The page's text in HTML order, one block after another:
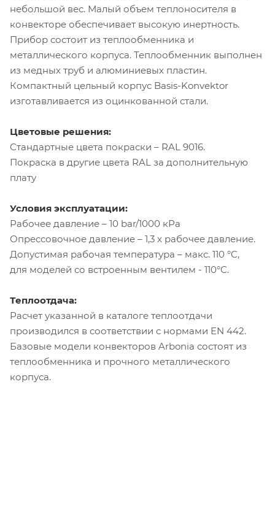
небольшой вес. Малый объем теплоносителя в
конвекторе обеспечивает высокую инертность.
Прибор состоит из теплообменника и
металлического корпуса. Теплообменник выполнен
из медных труб и алюминиевых пластин.
Компактный цельный корпус Basis-Konvektor
изготавливается из оцинкованной стали.
Цветовые решения:
Стандартные цвета покраски – RAL 9016.
Покраска в другие цвета RAL за дополнительную
плату
Условия эксплуатации:
Рабочее давление – 10 bar/1000 кРа
Опрессовочное давление – 1,3 х рабочее давление.
Допустимая рабочая температура – макс. 110 °C,
для моделей со встроенным вентилем - 110°C.
Теплоотдача:
Расчет указанной в каталоге теплоотдачи
производился в соответствии с нормами EN 442.
Базовые модели конвекторов Arbonia состоят из
теплообменника и прочного металлического
корпуса.